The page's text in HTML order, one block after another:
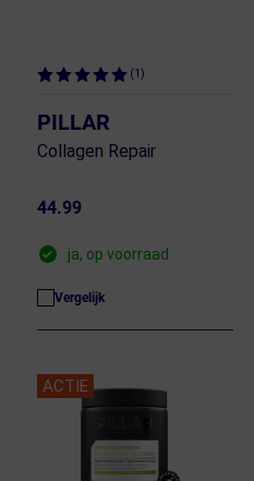
(1)
PILLAR
Collagen Repair
44.99
ja, op voorraad
Vergelijk
ACTIE